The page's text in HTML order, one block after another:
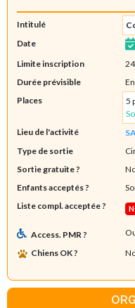
Intitulé
Date
Limite inscription
Durée prévisible
Places
5
Lieu de l'activité
Type de sortie
Sortie gratuite ?
Enfants acceptés ?
Liste compl. acceptée ?
Access. PMR ?
Chiens OK ?